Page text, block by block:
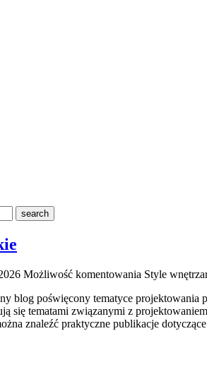
Możliwość komentowania Style
blog poświęcony tematyce projektowania
się tematami związanymi z
znaleźć praktyczne publikacje